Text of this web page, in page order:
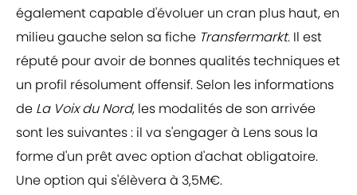
également capable d'évoluer un cran plus haut, en
milieu gauche selon sa fiche Transfermarkt. Il est
réputé pour avoir de bonnes qualités techniques et
un profil résolument offensif. Selon les informations
de La Voix du Nord, les modalités de son arrivée
sont les suivantes : il va s'engager à Lens sous la
forme d'un prêt avec option d'achat obligatoire.
Une option qui s'élèvera à 3,5M€.